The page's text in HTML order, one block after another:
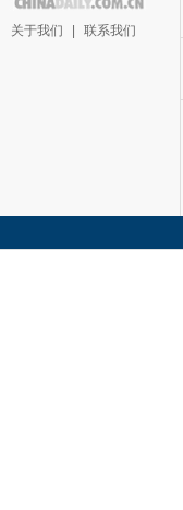
关于我们 联系我们